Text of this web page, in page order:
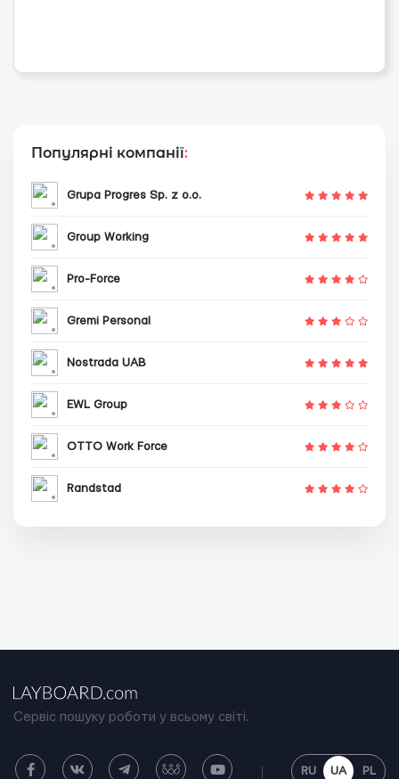
Популярні компанії:
Grupa Progres Sp. z o.o.
Group Working
Pro-Force
Gremi Personal
Nostrada UAB
EWL Group
OTTO Work Force
Randstad
Сервіс пошуку роботи у всьому світі.
RU UA PL